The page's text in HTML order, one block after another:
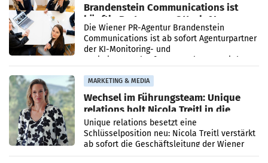
Brandenstein Communications ist
künftig Partner von OtterlyAI
Die Wiener PR-Agentur Brandenstein
Communications ist ab sofort Agenturpartner
der KI-Monitoring- und
Optimierungsplattform OtterlyAI. Damit baut
MARKETING & MEDIA
Wechsel im Führungsteam: Unique
relations holt Nicola Treitl in die
Geschäftsleitung
Unique relations besetzt eine
Schlüsselposition neu: Nicola Treitl verstärkt
ab sofort die Geschäftsleitung der Wiener
PR-Agentur an der Seite von Josef Kalina und